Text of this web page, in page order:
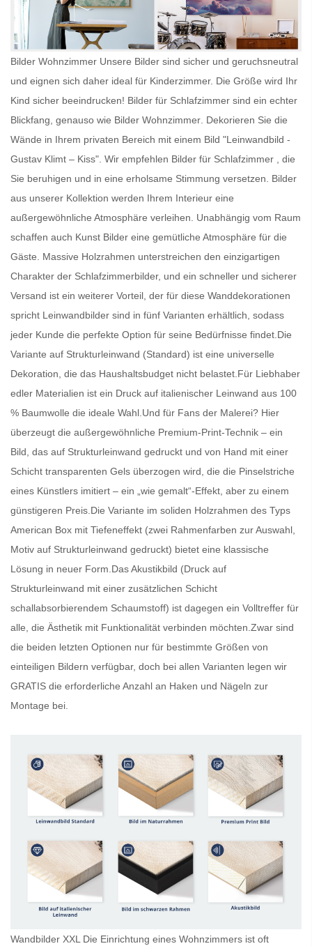
Bilder Wohnzimmer Unsere Bilder sind sicher und geruchsneutral
und eignen sich daher ideal für Kinderzimmer. Die Größe wird Ihr
Kind sicher beeindrucken! Bilder für Schlafzimmer sind ein echter
Blickfang, genauso wie Bilder Wohnzimmer . Dekorieren Sie die
Wände in Ihrem privaten Bereich mit einem Bild "Leinwandbild -
Gustav Klimt – Kiss". Wir empfehlen Bilder für Schlafzimmer , die
Sie beruhigen und in eine erholsame Stimmung versetzen. Bilder
aus unserer Kollektion werden Ihrem Interieur eine
außergewöhnliche Atmosphäre verleihen. Unabhängig vom Raum
schaffen auch Kunst Bilder eine gemütliche Atmosphäre für die
Gäste. Massive Holzrahmen unterstreichen den einzigartigen
Charakter der Schlafzimmerbilder, und ein schneller und sicherer
Versand ist ein weiterer Vorteil, der für diese Wanddekorationen
spricht Leinwandbilder sind in fünf Varianten erhältlich, sodass
jeder Kunde die perfekte Option für seine Bedürfnisse findet.Die
Variante auf Strukturleinwand (Standard) ist eine universelle
Dekoration, die das Haushaltsbudget nicht belastet.Für Liebhaber
edler Materialien ist ein Druck auf italienischer Leinwand aus 100
% Baumwolle die ideale Wahl.Und für Fans der Malerei? Hier
überzeugt die außergewöhnliche Premium-Print-Technik – ein
Bild, das auf Strukturleinwand gedruckt und von Hand mit einer
Schicht transparenten Gels überzogen wird, die die Pinselstriche
eines Künstlers imitiert – ein „wie gemalt“-Effekt, aber zu einem
günstigeren Preis.Die Variante im soliden Holzrahmen des Typs
American Box mit Tiefeneffekt (zwei Rahmenfarben zur Auswahl,
Motiv auf Strukturleinwand gedruckt) bietet eine klassische
Lösung in neuer Form.Das Akustikbild (Druck auf
Strukturleinwand mit einer zusätzlichen Schicht
schallabsorbierendem Schaumstoff) ist dagegen ein Volltreffer für
alle, die Ästhetik mit Funktionalität verbinden möchten.Zwar sind
die beiden letzten Optionen nur für bestimmte Größen von
einteiligen Bildern verfügbar, doch bei allen Varianten legen wir
GRATIS die erforderliche Anzahl an Haken und Nägeln zur
Montage bei.
Wandbilder XXL Die Einrichtung eines Wohnzimmers ist oft